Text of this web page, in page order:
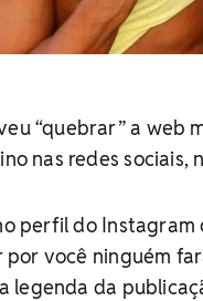
“quebrar” a web
nas redes sociais,
perfil do
por você ninguém
legenda da